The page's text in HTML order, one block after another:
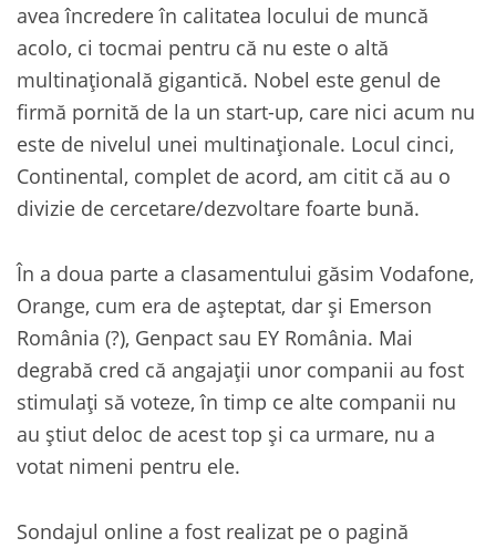
avea încredere în calitatea locului de muncă
acolo, ci tocmai pentru că nu este o altă
multinațională gigantică. Nobel este genul de
firmă pornită de la un start-up, care nici acum nu
este de nivelul unei multinaționale. Locul cinci,
Continental, complet de acord, am citit că au o
divizie de cercetare/dezvoltare foarte bună.
În a doua parte a clasamentului găsim Vodafone,
Orange, cum era de așteptat, dar și Emerson
România (?), Genpact sau EY România. Mai
degrabă cred că angajații unor companii au fost
stimulați să voteze, în timp ce alte companii nu
au știut deloc de acest top și ca urmare, nu a
votat nimeni pentru ele.
Sondajul online a fost realizat pe o pagină